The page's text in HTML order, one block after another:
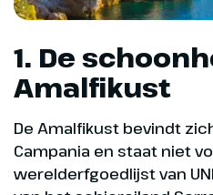
1. De
Amalfikust
De Amalfikust bevindt
Campania en staat niet
werelderfgoedlijst van